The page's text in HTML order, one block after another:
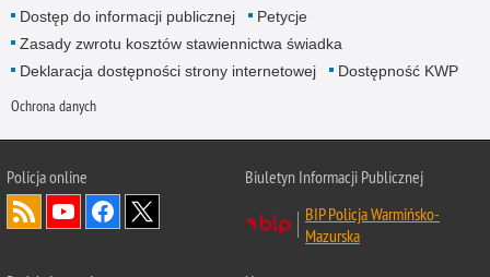
Dostęp do informacji publicznej
Petycje
Zasady zwrotu kosztów stawiennictwa świadka
Deklaracja dostępności strony internetowej
Dostępność KWP
Ochrona danych
Policja online
Biuletyn Informacji Publicznej
BIP Policja Warmińsko-
Mazurska